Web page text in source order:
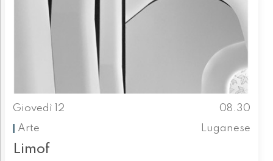
Giovedì 12
08.30
Arte
Luganese
Limof